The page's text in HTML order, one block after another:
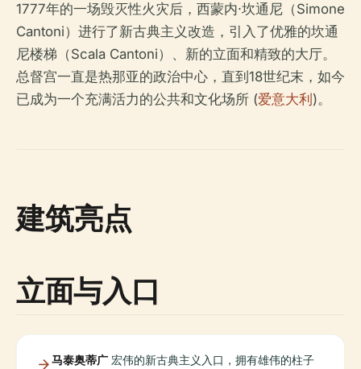
1777年的一场毁灭性火灾后，西蒙内·坎通尼（Simone
Cantoni）进行了新古典主义改造，引入了优雅的坎通
尼楼梯（Scala Cantoni）、新的立面和精致的大厅。
总督宫一直是热那亚的政治中心，直到18世纪末，如今
已成为一个充满活力的公共和文化场所 (爱意大利 )。
建筑亮点
立面与入口
马泰奥蒂广 宏伟的新古典主义入口，拥有雄伟的柱子